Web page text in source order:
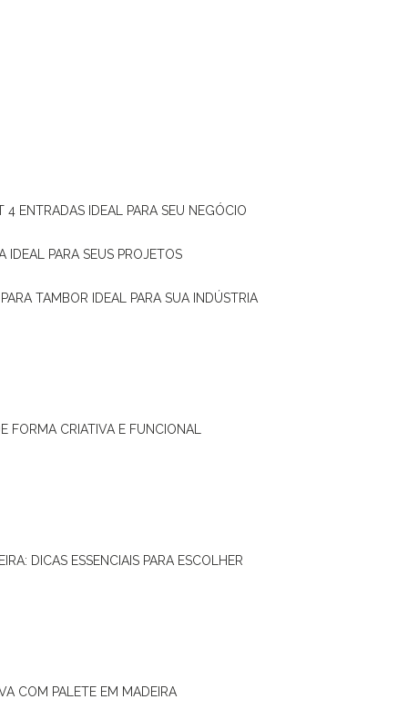
4 ENTRADAS IDEAL PARA SEU NEGÓCIO
IDEAL PARA SEUS PROJETOS
TAMBOR IDEAL PARA SUA INDÚSTRIA
FORMA CRIATIVA E FUNCIONAL
DICAS ESSENCIAIS PARA ESCOLHER
COM PALETE EM MADEIRA